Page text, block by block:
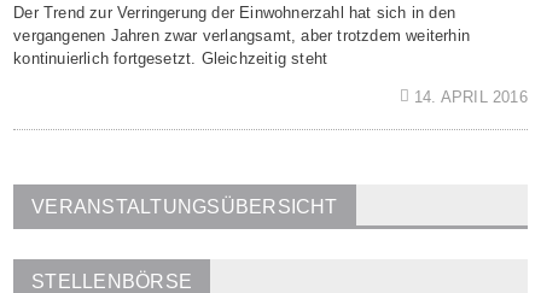
Der Trend zur Verringerung der Einwohnerzahl hat sich in den
vergangenen Jahren zwar verlangsamt, aber trotzdem weiterhin
kontinuierlich fortgesetzt. Gleichzeitig steht
14. APRIL 2016
VERANSTALTUNGSÜBERSICHT
STELLENBÖRSE